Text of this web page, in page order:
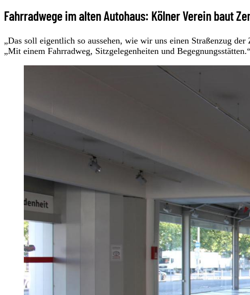
Fahrradwege im alten Autohaus: Kölner Verein baut
„Das soll eigentlich so aussehen, wie wir uns einen Straßenzug
„Mit einem Fahrradweg, Sitzgelegenheiten und